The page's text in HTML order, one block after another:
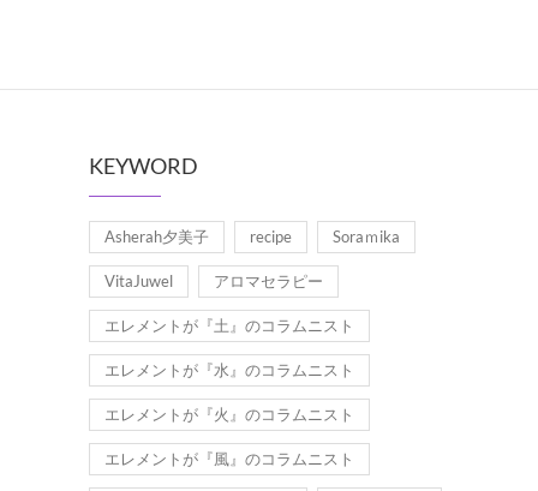
KEYWORD
Asherah夕美子 recipe Soraｍika
VitaJuwel アロマセラピー
エレメントが『土』のコラムニスト
エレメントが『水』のコラムニスト
エレメントが『火』のコラムニスト
エレメントが『風』のコラムニスト